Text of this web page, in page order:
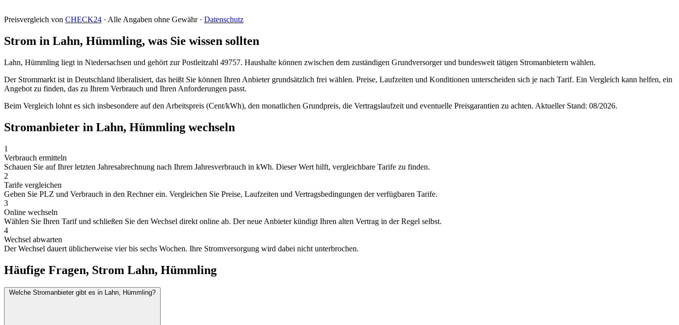
Preisvergleich von CHECK24 · Alle Angaben ohne Gewähr · Datenschutz
Strom in Lahn, Hümmling, was Sie wissen sollten
Lahn, Hümmling liegt in Niedersachsen und gehört zur Postleitzahl 49757. Haushalte können zwischen dem zuständigen Grundversorger und bundesweit tätigen Stromanbietern wählen.
Der Strommarkt ist in Deutschland liberalisiert, das heißt Sie können Ihren Anbieter grundsätzlich frei wählen. Preise, Laufzeiten und Konditionen unterscheiden sich je nach Tarif. Ein Vergleich kann helfen, ein
Angebot zu finden, das zu Ihrem Verbrauch und Ihren Anforderungen passt.
Beim Vergleich lohnt es sich insbesondere auf den Arbeitspreis (Cent/kWh), den monatlichen Grundpreis, die Vertragslaufzeit und eventuelle Preisgarantien zu achten. Aktueller Stand: 08/2026.
Stromanbieter in Lahn, Hümmling wechseln
1
Verbrauch ermitteln
Schauen Sie auf Ihrer letzten Jahresabrechnung nach Ihrem Jahresverbrauch in kWh. Dieser Wert hilft, vergleichbare Tarife zu finden.
2
Tarife vergleichen
Geben Sie PLZ und Verbrauch in den Rechner ein. Vergleichen Sie Preise, Laufzeiten und Vertragsbedingungen der verfügbaren Tarife.
3
Online wechseln
Wählen Sie Ihren Tarif und schließen Sie den Wechsel direkt online ab. Der neue Anbieter kündigt Ihren alten Vertrag in der Regel selbst.
4
Wechsel abwarten
Der Wechsel dauert üblicherweise vier bis sechs Wochen. Ihre Stromversorgung wird dabei nicht unterbrochen.
Häufige Fragen, Strom Lahn, Hümmling
Welche Stromanbieter gibt es in Lahn, Hümmling?